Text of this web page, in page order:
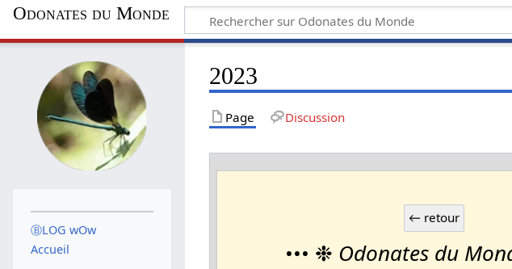
Odonates du Monde
2023
Page Discussion
••• ❉ Odonates du
ⒷLOG wOw
Accueil